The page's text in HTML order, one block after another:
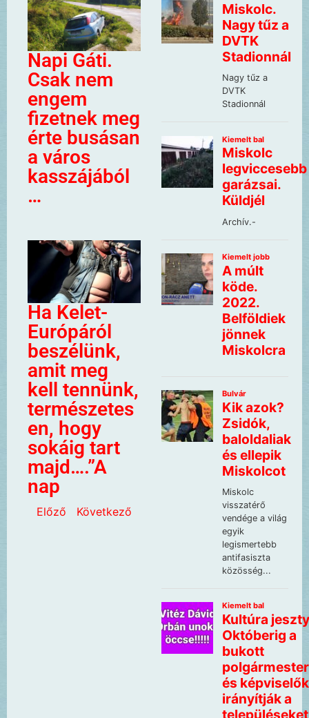
Napi Gáti.
Csak nem
engem
fizetnek meg
érte busásan
a város
kasszájából
…
Ha Kelet-
Európáról
beszélünk,
amit meg
kell tennünk,
természetes
en, hogy
sokáig tart
majd….”A
nap
Előző Következő